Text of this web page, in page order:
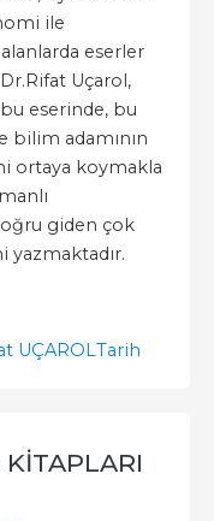
ile
eserler
Uçarol,
eserinde, bu
bilim adamının
ortaya koymakla
giden çok
yazmaktadır.
UÇAROLTarih
KITAPLARI